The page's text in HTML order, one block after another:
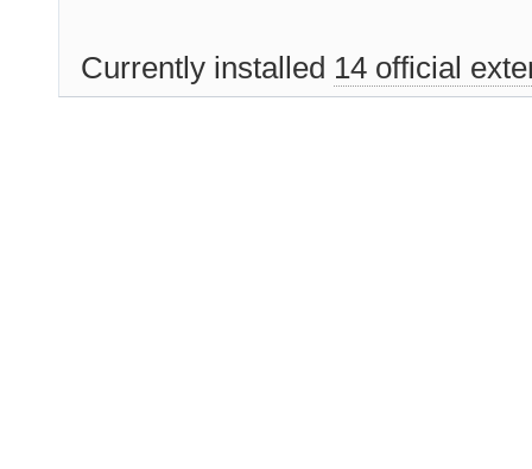
Currently installed 14 official